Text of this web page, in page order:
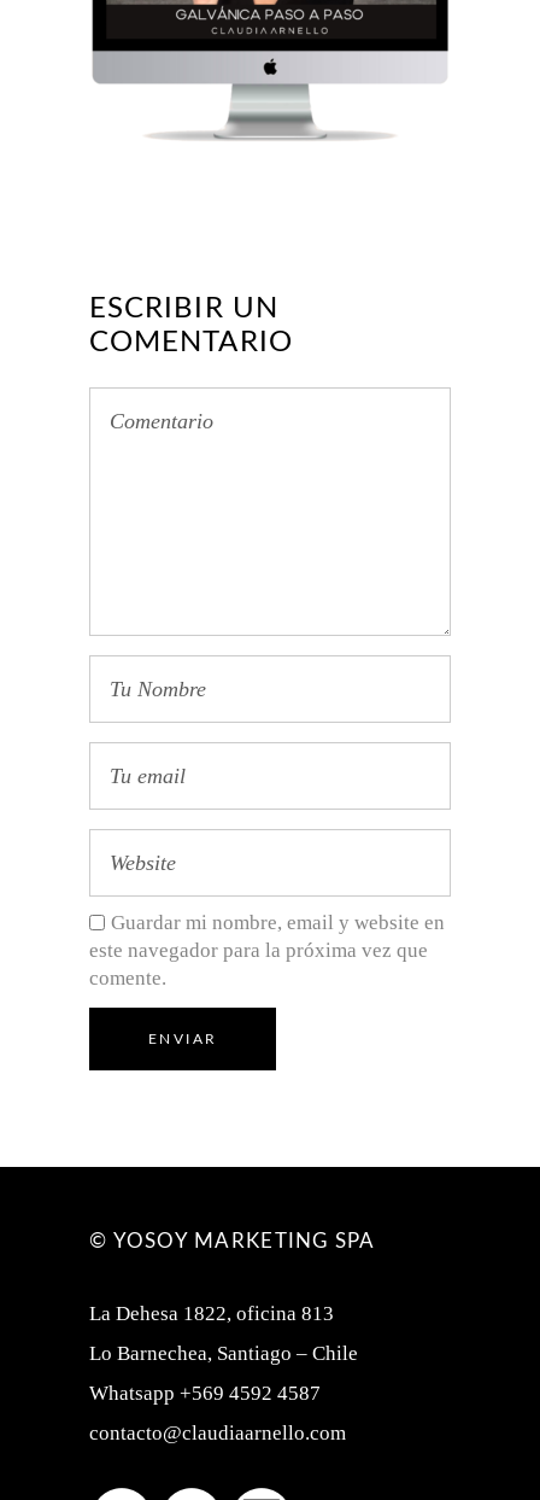
ESCRIBIR UN
COMENTARIO
Guardar mi nombre, email y website en
este navegador para la próxima vez que
comente.
ENVIAR
© YOSOY MARKETING SPA
La Dehesa 1822, oficina 813
Lo Barnechea, Santiago – Chile
Whatsapp +569 4592 4587
contacto@claudiaarnello.com